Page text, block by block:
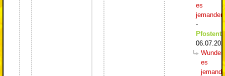
es
-
Wundert
es